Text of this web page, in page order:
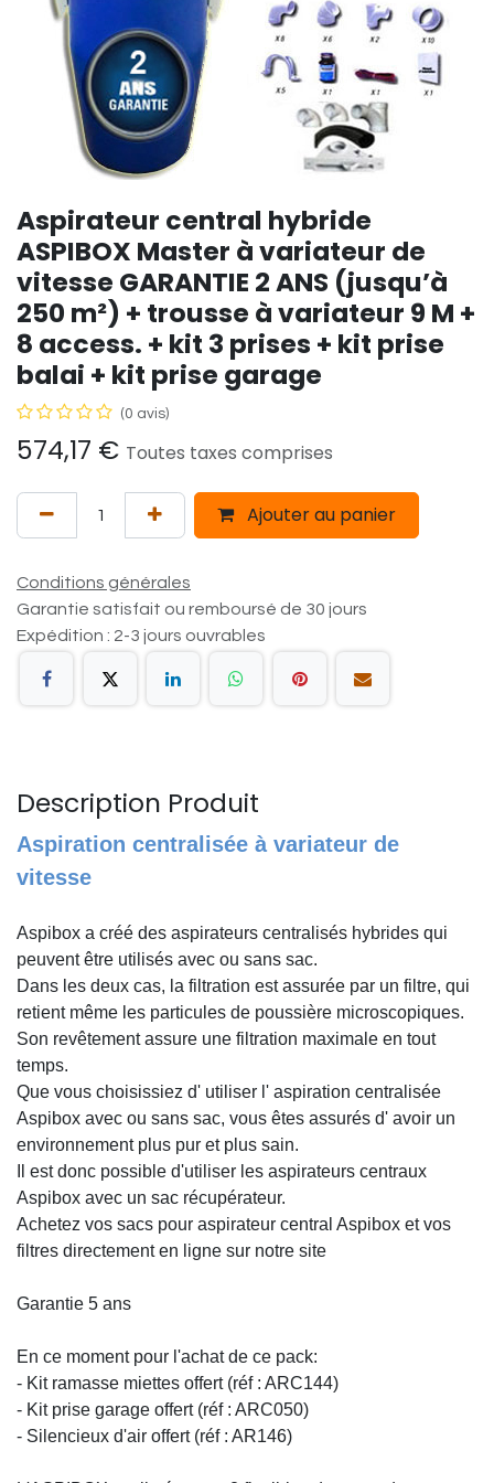
Aspirateur central hybride
ASPIBOX Master à variateur de
vitesse GARANTIE 2 ANS (jusqu’à
250 m²) + trousse à variateur 9 M +
8 access. + kit 3 prises + kit prise
balai + kit prise garage
(0 avis)
574,17 € Toutes taxes comprises
Ajouter au panier
Conditions générales
Garantie satisfait ou remboursé de 30 jours
Expédition : 2-3 jours ouvrables
Description Produit
Aspiration centralisée à variateur de
vitesse
Aspibox a créé des aspirateurs centralisés hybrides qui
peuvent être utilisés avec ou sans sac.
Dans les deux cas, la filtration est assurée par un filtre, qui
retient même les particules de poussière microscopiques.
Son revêtement assure une filtration maximale en tout
temps.
Que vous choisissiez d' utiliser l' aspiration centralisée
Aspibox avec ou sans sac, vous êtes assurés d' avoir un
environnement plus pur et plus sain.
Il est donc possible d'utiliser les aspirateurs centraux
Aspibox avec un sac récupérateur.
Achetez vos sacs pour aspirateur central Aspibox et vos
filtres directement en ligne sur notre site
Garantie 5 ans
En ce moment pour l'achat de ce pack:
- Kit ramasse miettes offert (réf : ARC144)
- Kit prise garage offert (réf : ARC050)
- Silencieux d'air offert (réf : AR146)